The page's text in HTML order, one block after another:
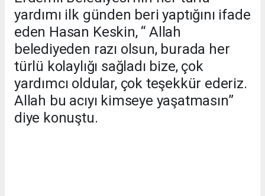
yardımı ilk günden beri yaptığını ifade
eden Hasan Keskin, “ Allah
belediyeden razı olsun, burada her
türlü kolaylığı sağladı bize, çok
yardımcı oldular, çok teşekkür ederiz.
Allah bu acıyı kimseye yaşatmasın”
diye konuştu.